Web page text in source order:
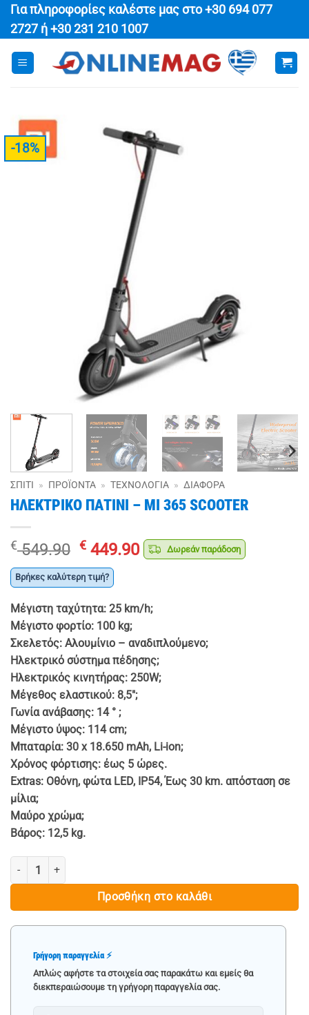
Μετάβαση
στο
περιεχόμενο
Για πληροφορίες καλέστε μας στο +30 694 077
2727 ή +30 231 210 1007
-18%
ΣΠΊΤΙ » ΠΡΟΪΌΝΤΑ » ΤΕΧΝΟΛΟΓΊΑ » ΔΙΆΦΟΡΑ
ΗΛΕΚΤΡΙΚΟ ΠΑΤΙΝΙ – MI 365 SCOOTER
€549.90 Original
price
was:
€ 449.90Η
τρέχουσα
€ 449.90.
Δωρεάν παράδοση
Βρήκες καλύτερη τιμή?
Μέγιστη ταχύτητα: 25 km/h;
Μέγιστο φορτίο: 100 kg;
Σκελετός: Αλουμίνιο – αναδιπλούμενο;
Ηλεκτρικό σύστημα πέδησης;
Ηλεκτρικός κινητήρας: 250W;
Μέγεθος ελαστικού: 8,5″;
Γωνία ανάβασης: 14 ° ;
Μέγιστο ύψος: 114 cm;
Μπαταρία: 30 x 18.650 mAh, Li-ion;
Χρόνος φόρτισης: έως 5 ώρες.
Extras: Οθόνη, φώτα LED, IP54, Έως 30 km. απόσταση σε
μίλια;
Μαύρο χρώμα;
Βάρος: 12,5 kg.
ΗΛΕΚΤΡΙΚΟ ΠΑΤΙΝΙ - MI 365 SCOOTER ποσότητα
Προσθήκη στο καλάθι
Γρήγορη παραγγελία ⚡
Απλώς αφήστε τα στοιχεία σας παρακάτω και εμείς θα
διεκπεραιώσουμε τη γρήγορη παραγγελία σας.